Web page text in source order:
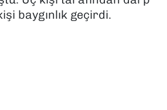
baygınlık geçirdi.